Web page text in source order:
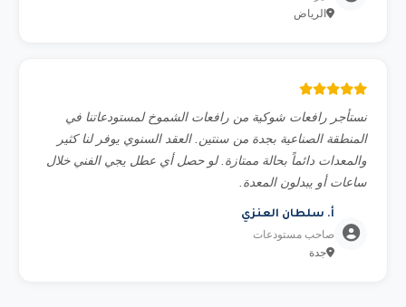
الرياض
نستأجر رافعات شوكية من رافعات الشموخ لمستودعاتنا في
المنطقة الصناعية بجدة من سنتين. العقد السنوي يوفر لنا كثير
والمعدات دائماً بحالة ممتازة. لو حصل أي عطل يجي الفني خلال
ساعات أو يبدلون المعدة.
أ. سلطان العنزي
صاحب مستودعات
جدة